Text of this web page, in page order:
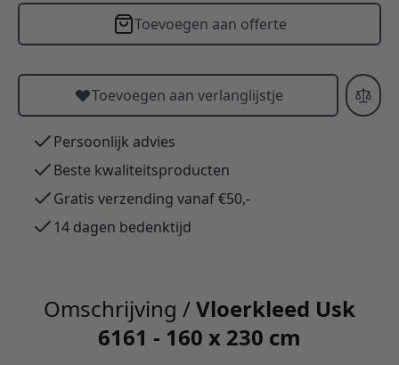
Toevoegen aan offerte
Toevoegen aan verlanglijstje
Persoonlijk advies
Beste kwaliteitsproducten
Gratis verzending vanaf €50,-
14 dagen bedenktijd
Omschrijving /Vloerkleed Usk
6161 - 160 x 230 cm